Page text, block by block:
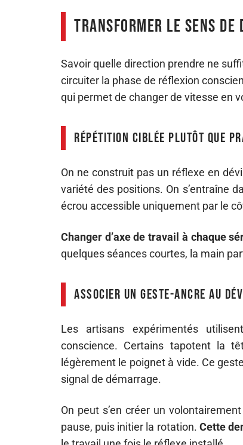
Transformer le sens de
Savoir quelle direction prendre ne
circuiter la phase de réflexion
qui permet de changer de vitesse en
Répétition ciblée plutôt que
On ne construit pas un réflexe en
variété des positions. On s’entraîne
écrou accessible uniquement par le
Changer d’axe de travail à chaque
quelques séances courtes, la main
Associer un geste-ancre au
Les artisans expérimentés
conscience. Certains tapotent la
légèrement le poignet à vide. Ce
signal de démarrage.
On peut s’en créer un
pause, puis initier la rotation. Cette